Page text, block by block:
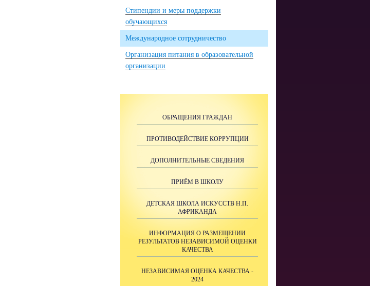
Стипендии и меры поддержки
обучающихся
Международное сотрудничество
Организация питания в образовательной
организации
ОБРАЩЕНИЯ ГРАЖДАН
ПРОТИВОДЕЙСТВИЕ КОРРУПЦИИ
ДОПОЛНИТЕЛЬНЫЕ СВЕДЕНИЯ
ПРИЁМ В ШКОЛУ
ДЕТСКАЯ ШКОЛА ИСКУССТВ Н.П.
АФРИКАНДА
ИНФОРМАЦИЯ О РАЗМЕЩЕНИИ
РЕЗУЛЬТАТОВ НЕЗАВИСИМОЙ ОЦЕНКИ
КАЧЕСТВА
НЕЗАВИСИМАЯ ОЦЕНКА КАЧЕСТВА -
2024